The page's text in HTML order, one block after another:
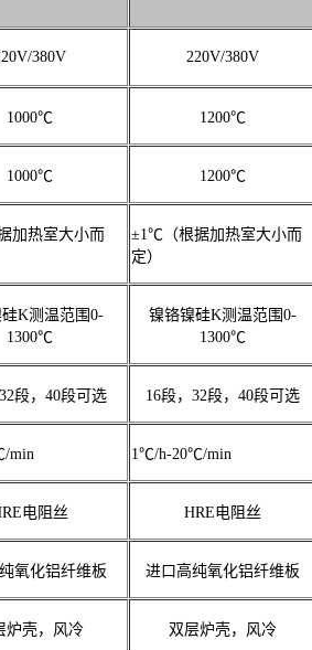
380V 220V/380V
1000℃ 1200℃
1000℃ 1200℃
加热室大小而
±1℃（根据加热室大小而
定）
K测温范围0-
1300℃
镍铬镍硅K测温范围0-
1300℃
段，40段可选 16段，32段，40段可选
min 1℃/h-20℃/min
电阻丝 HRE电阻丝
氧化铝纤维板 进口高纯氧化铝纤维板
炉壳，风冷 双层炉壳，风冷